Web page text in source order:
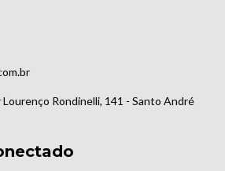
Rondinelli, 141 - Santo André